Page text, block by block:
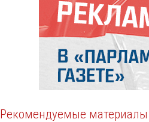
Рекомендуемые материалы